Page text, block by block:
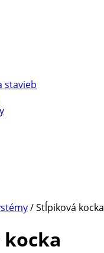
stavieb
/ Stĺpiková kocka